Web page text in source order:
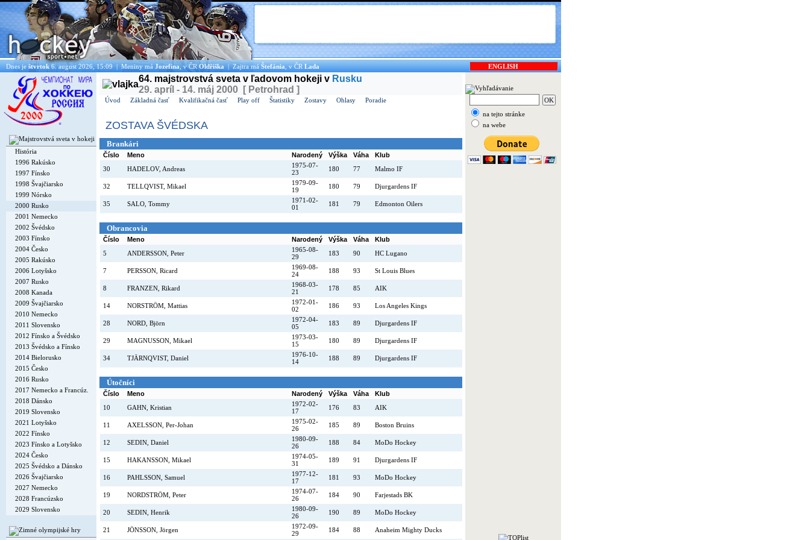
Dnes ještvrtok6. august 2026, 15:09 | Meniny máJozefína, v ČROldřiška| Zajtra máŠtefánia, v ČRLada ENGLISH
História
1996 Rakúsko
1997 Fínsko
1998 Švajčiarsko
1999 Nórsko
2000 Rusko
2001 Nemecko
2002 Švédsko
2003 Fínsko
2004 Česko
2005 Rakúsko
2006 Lotyšsko
2007 Rusko
2008 Kanada
2009 Švajčiarsko
2010 Nemecko
2011 Slovensko
2012 Fínsko a Švédsko
2013 Švédsko a Fínsko
2014 Bielorusko
2015 Česko
2016 Rusko
2017 Nemecko a Francúz.
2018 Dánsko
2019 Slovensko
2021 Lotyšsko
2022 Fínsko
2023 Fínsko a Lotyšsko
2024 Česko
2025 Švédsko a Dánsko
2026 Švajčiarsko
2027 Nemecko
2028 Francúzsko
2029 Slovensko
64. majstrovstvá sveta v ľadovom hokeji v Rusku
29. apríl - 14. máj 2000 [ Petrohrad ]
Úvod Základná časť Kvalifikačná časť Play off Štatistiky Zostavy Ohlasy Poradie
ZOSTAVA ŠVÉDSKA
Brankári
Číslo Meno Narodený Výška Váha
Klub
30
HADELOV, Andreas
1975-07-
23
180 77 Malmo IF
32 TELLQVIST, Mikael
1979-09-
19
180 79 Djurgardens IF
35 SALO, Tommy
1971-02-
01
181 79 Edmonton Oilers
Obrancovia
Číslo Meno Narodený Výška Váha
Klub
5
ANDERSSON, Peter
1965-08-
29
183 90 HC Lugano
7 PERSSON, Ricard
1969-08-
24
188 93 St Louis Blues
8 FRANZEN, Rikard
1968-03-
21
178 85 AIK
14 NORSTRÖM, Mattias
1972-01-
02
186 93 Los Angeles Kings
28 NORD, Björn
1972-04-
05
183 89 Djurgardens IF
29 MAGNUSSON, Mikael
1973-03-
15
180 89 Djurgardens IF
34 TJÄRNQVIST, Daniel
1976-10-
14
188 89 Djurgardens IF
Útočníci
Číslo Meno Narodený Výška Váha
Klub
10
GAHN, Kristian
1972-02-
17
176 83 AIK
11 AXELSSON, Per-Johan
1975-02-
26
185 89 Boston Bruins
12 SEDIN, Daniel
1980-09-
26
188 84 MoDo Hockey
15 HAKANSSON, Mikael
1974-05-
31
189 91 Djurgardens IF
16 PAHLSSON, Samuel
1977-12-
17
181 93 MoDo Hockey
19 NORDSTRÖM, Peter
1974-07-
26
184 90 Farjestads BK
20 SEDIN, Henrik
1980-09-
26
190 89 MoDo Hockey
21 JÖNSSON, Jörgen
1972-09-
29
184 88 Anaheim Mighty Ducks
na tejto stránke
na webe